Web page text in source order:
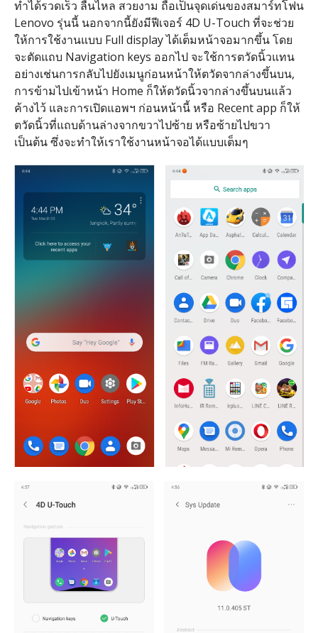
ทำได้รวดเร็ว ลื่นไหล สวยงาม ถือเป็นจุดเด่นของสมาร์ทโฟน
Lenovo รุ่นนี้ นอกจากนี้ยังมีฟีเจอร์ 4D U-Touch ที่จะช่วย
ให้การใช้งานแบบ Full display ได้เต็มหน้าจอมากขึ้น โดย
จะตัดแถบ Navigation keys ออกไป จะใช้การตวัดนิ้วแทน
อย่างเช่นการกลับไปยังเมนูก่อนหน้าให้ตวัดจากล่างขึ้นบน,
การข้ามไปเข้าหน้า Home ก็ให้ตวัดนิ้วจากล่างขึ้นบนแล้ว
ค้างไว้ และการเปิดแอพฯ ก่อนหน้านี้ หรือ Recent app ก็ให้
ตวัดนิ้วที่แถบด้านล่างจากขวาไปซ้าย หรือซ้ายไปขวา
เป็นต้น ซึ่งจะทำให้เราใช้งานหน้าจอได้แบบเต็มๆ